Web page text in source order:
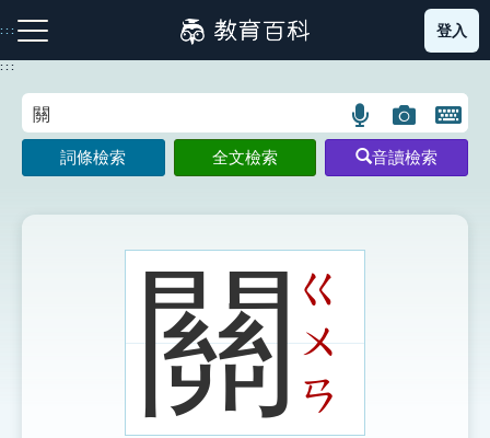
到
主
:::
注音索引圖示 筆畫索引圖示 部首索引表圖示
登入
:::
語
言
搜
示
圖
片
搜
開
鍵
圖
詞條檢索 全文檢索 音讀檢索
關ㄍ
ㄨ
ㄢ